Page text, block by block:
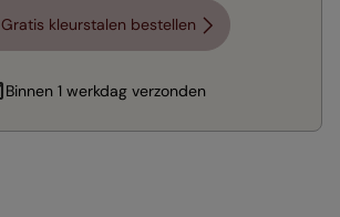
Gratis kleurstalen bestellen
Binnen 1 werkdag verzonden